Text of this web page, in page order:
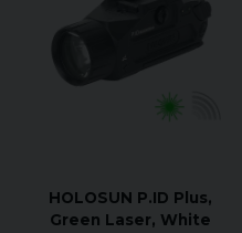
HOLOSUN P.ID Plus,
Green Laser, White